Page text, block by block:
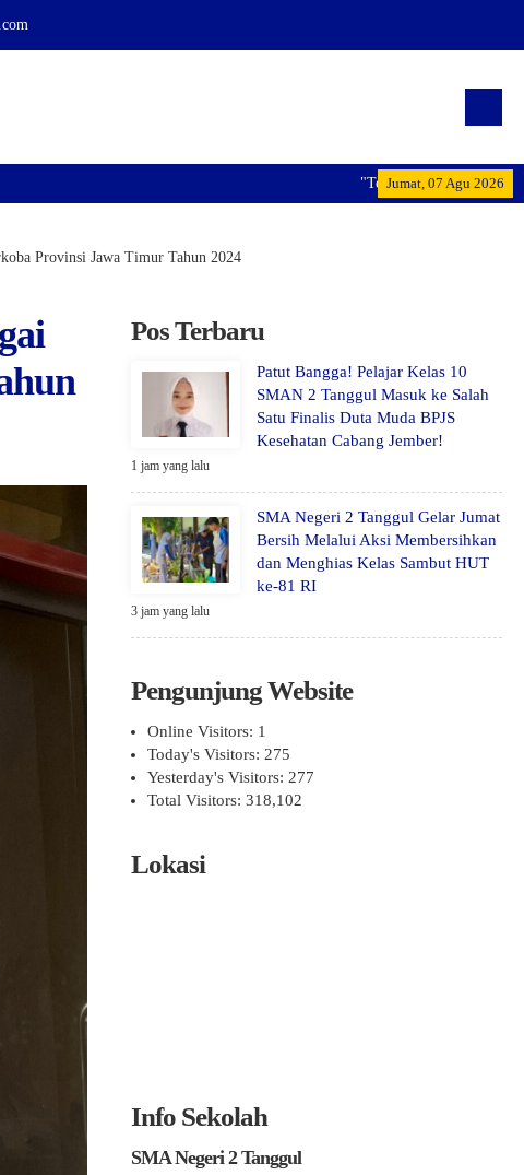
Jumat, 07 Agu 2026
"Terwujudnya generasi pemimpin
Provinsi Jawa Timur Tahun 2024
Pos Terbaru
Patut Bangga! Pelajar Kelas 10
SMAN 2 Tanggul Masuk ke Salah
Satu Finalis Duta Muda BPJS
Kesehatan Cabang Jember!
1 jam yang lalu
SMA Negeri 2 Tanggul Gelar Jumat
Bersih Melalui Aksi Membersihkan
dan Menghias Kelas Sambut HUT
ke-81 RI
3 jam yang lalu
Pengunjung Website
Online Visitors: 1
Today's Visitors: 275
Yesterday's Visitors: 277
Total Visitors: 318,102
Lokasi
Info Sekolah
SMA Negeri 2 Tanggul